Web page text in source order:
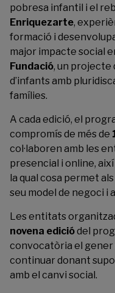
pobresa infantil i el
Enriquezarte,
formació i
major impacte social
Fundació, un projecte
d’infants amb
famílies.
A cada edició, el
compromís de més de
col·laboren amb les
presencial i online,
la qual cosa permet
seu model de negoci i
Les entitats
novena ediciódel
convocatòria el gener
continuar donant
amb el canvi social.